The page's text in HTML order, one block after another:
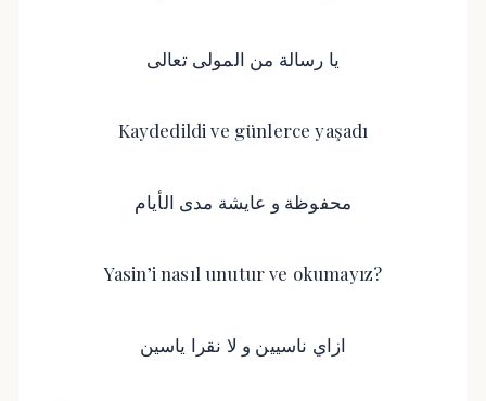
يا رسالة من المولى تعالى
Kaydedildi ve günlerce yaşadı
محفوظة و عايشة مدى الأيام
Yasin’i nasıl unutur ve okumayız?
ازاي ناسيين و لا نقرا ياسين